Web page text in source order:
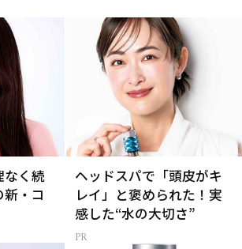
なく続
・コ
ヘッドスパで「頭皮がキ
レイ」と褒められた！実
感した“水の大切さ”